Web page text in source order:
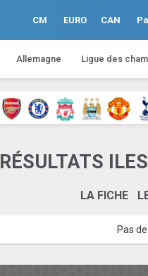
CM EURO CAN
Allemagne Ligue des
RÉSULTATS
LA FICHE
Pas